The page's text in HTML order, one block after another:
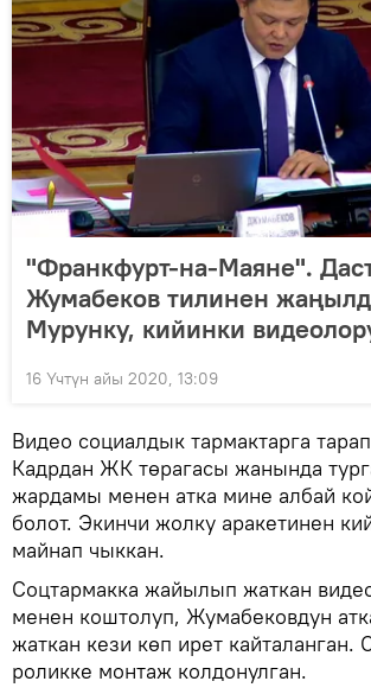
"Франкфурт-на-Маяне".
Жумабеков тилинен
Мурунку, кийинки
16 Үчтүн айы 2020, 13:09
Видео социалдык тармактарга
Кадрдан ЖК төрагасы жанында
жардамы менен атка мине албай
болот. Экинчи жолку аракетинен
майнап чыккан.
Соцтармакка жайылып жаткан
менен коштолуп, Жумабековдун
жаткан кези көп ирет кайталанган.
роликке монтаж колдонулган.